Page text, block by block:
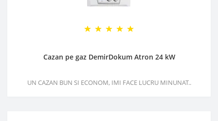
Cazan pe gaz DemirDokum Atron 24 kW
UN CAZAN BUN SI ECONOM, IMI FACE LUCRU MINUNAT..